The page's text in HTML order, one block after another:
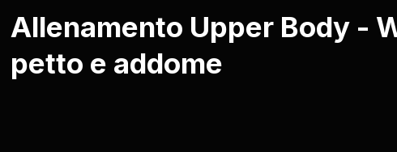
Allenamento Upper Body -
petto e addome